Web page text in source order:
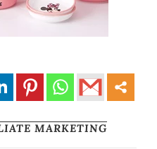
MARKETING